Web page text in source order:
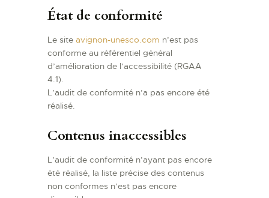
État de conformité
Le site avignon-unesco.com n’est pas
conforme au référentiel général
d’amélioration de l’accessibilité (RGAA
4.1).
L’audit de conformité n’a pas encore été
réalisé.
Contenus inaccessibles
L’audit de conformité n’ayant pas encore
été réalisé, la liste précise des contenus
non conformes n’est pas encore